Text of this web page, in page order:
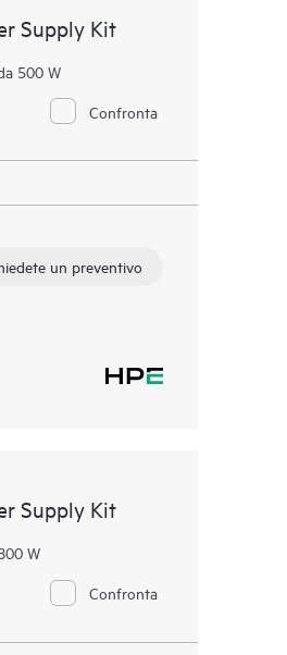
Supply Kit
500 W
Confronta
un preventivo
Supply Kit
W
Confronta